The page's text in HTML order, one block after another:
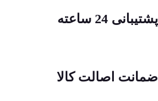
پشتیبانی 24 ساعته
ضمانت اصالت کالا